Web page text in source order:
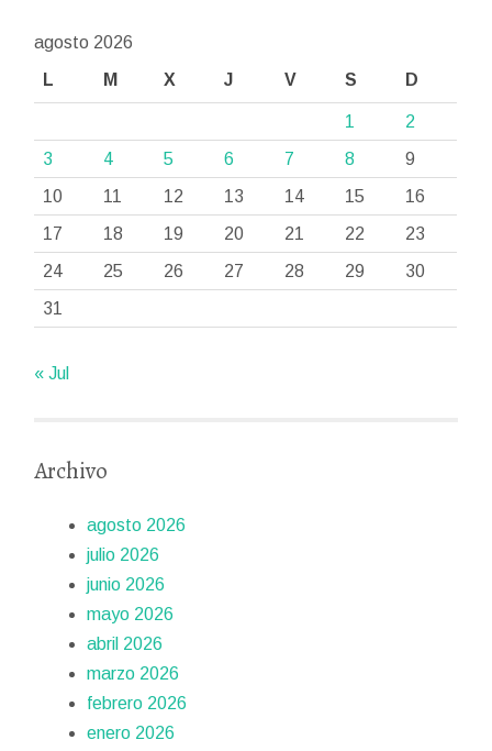
agosto 2026
L
M X J V S D
1
2
3
4 5 6 7 8
9
10
11 12 13 14 15
16
17
18 19 20 21 22
23
24
25 26 27 28 29
30
31
« Jul
Archivo
agosto 2026
julio 2026
junio 2026
mayo 2026
abril 2026
marzo 2026
febrero 2026
enero 2026